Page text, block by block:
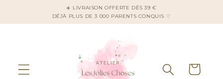
au
☀️ LIVRAISON OFFERTE DÈS 39 €
DÉJÀ PLUS DE 3 000 PARENTS CONQUIS ♡
Panier